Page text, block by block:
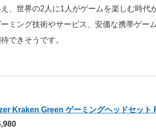
、世界の2人に1人がゲームを楽しむ時代
ミング技術やサービス、安価な携帯ゲー
できそうです。
Kraken Green ゲーミングヘッドセット